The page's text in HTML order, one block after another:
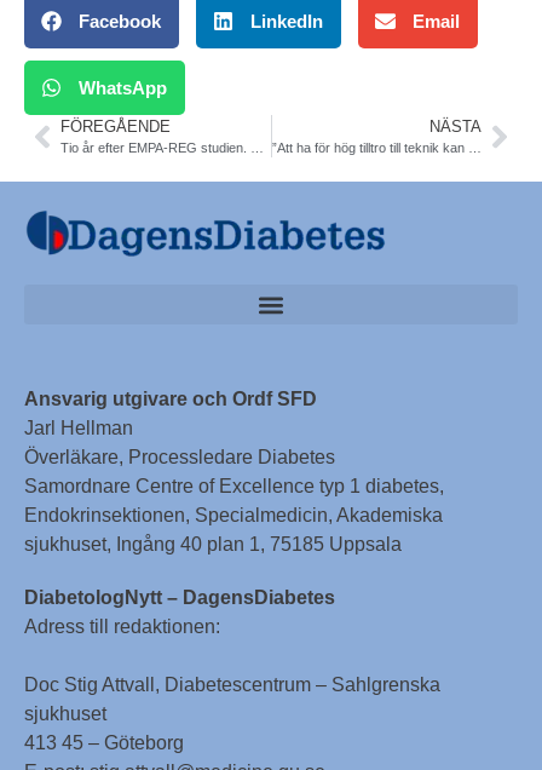
Facebook LinkedIn Email
WhatsApp
FÖREGÅENDE NÄSTA
Ansvarig utgivare och Ordf SFD
Jarl Hellman
Överläkare, Processledare Diabetes
Samordnare Centre of Excellence typ 1 diabetes,
Endokrinsektionen, Specialmedicin, Akademiska
sjukhuset, Ingång 40 plan 1, 75185 Uppsala
DiabetologNytt – DagensDiabetes
Adress till redaktionen:
Doc Stig Attvall, Diabetescentrum – Sahlgrenska
sjukhuset
413 45 – Göteborg